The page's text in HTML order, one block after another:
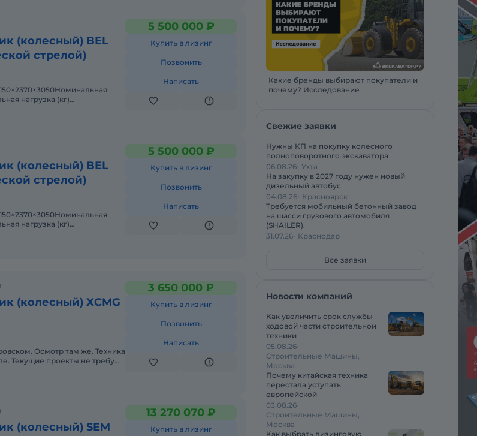
(колесный) BEL
стрелой)
нагрузка (кг)
5 500 000 ₽
Купить в лизинг
Позвонить
Написать
(колесный) BEL
стрелой)
нагрузка (кг)
5 500 000 ₽
Купить в лизинг
Позвонить
Написать
(колесный) XCMG
Осмотр там же. Техника
Текущие проекты не требую
3 650 000 ₽
Купить в лизинг
Позвонить
Написать
(колесный) SEM
13 270 070 ₽
Купить в лизинг
Какие бренды выбирают покупатели и
почему? Исследование
Свежие заявки
Нужны КП на покупку колесного
полноповоротного экскаватора
06.08.26 Ухта
На закупку в 2027 году нужен новый
дизельный автобус
04.08.26 Красноярск
Требуется мобильный бетонный завод
на шасси грузового автомобиля
(SHAILER).
31.07.26 Краснодар
Все заявки
Новости компаний
Как увеличить срок службы
ходовой части строительной
техники
05.08.26
Строительные Машины,
Москва
Почему китайская техника
перестала уступать
европейской
03.08.26
Строительные Машины,
Москва
Как выбрать лизинговую